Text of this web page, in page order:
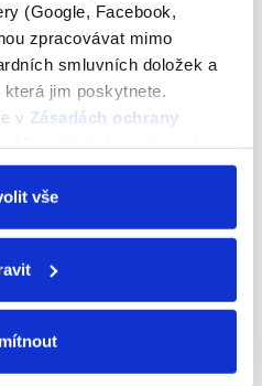
(Google, Facebook,
zpracovávat mimo
smluvních doložek a
jim poskytnete.
v Zásadách ochrany
případně se obrátit na
vše
you,
"How are you?" How are
Příklad ve větě: "Dexter,
slova na C